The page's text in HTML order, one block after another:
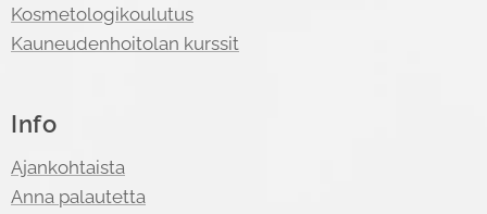
Kosmetologikoulutus
Kauneudenhoitolan kurssit
Info
Ajankohtaista
Anna palautetta